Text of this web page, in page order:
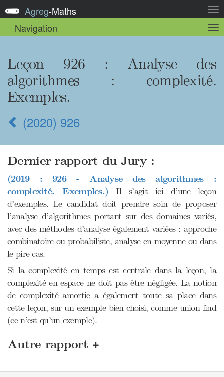
la
Agreg-Maths
Navigation
la
Leçon 926 : Analyse des
algorithmes : complexité.
Exemples.
(2020) 926
Dernier rapport du Jury :
(2019 : 926 - Analyse des algorithmes :
complexité. Exemples.) Il s’agit ici d’une leçon
d’exemples. Le candidat doit prendre soin de proposer
l’analyse d’algorithmes portant sur des domaines variés,
avec des méthodes d’analyse également variées : approche
combinatoire ou probabiliste, analyse en moyenne ou dans
le pire cas.
Si la complexité en temps est centrale dans la leçon, la
complexité en espace ne doit pas être négligée. La notion
de complexité amortie a également toute sa place dans
cette leçon, sur un exemple bien choisi, comme union find
(ce n’est qu’un exemple).
Autre rapport +